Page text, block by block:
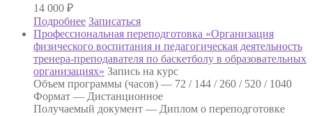
14 000 ₽
Подробнее Записаться
Профессиональная переподготовка «Организация
физического воспитания и педагогическая деятельность
тренера-преподавателя по баскетболу в образовательных
организациях» Запись на курс
Объем программы (часов) — 72 / 144 / 260 / 520 / 1040
Формат — Дистанционное
Получаемый документ — Диплом о переподготовке